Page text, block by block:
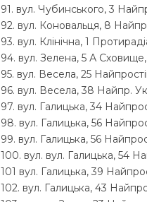
91. вул. Чубинського, 3
92. вул. Коновальця, 8
93. вул. Клінічна, 1
94. вул. Зелена, 5 А
95. вул. Весела, 25
96. вул. Весела, 38 Найпр.
97. вул. Галицька, 34
98. вул. Галицька, 56
99. вул. Галицька, 56
100. вул. вул. Галицька, 54
101 вул. Галицька, 39
102. вул. Галицька, 43